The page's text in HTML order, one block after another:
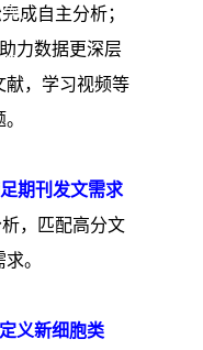
轨
成自主分析；
力数据更深层
献，学习视频等
期刊发文需求
，匹配高分文
。
义新细胞类